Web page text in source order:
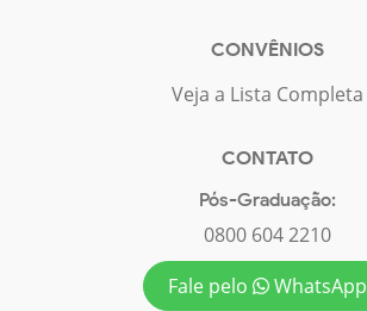
CONVÊNIOS
Veja a Lista Completa
CONTATO
Pós-Graduação:
0800 604 2210
Fale pelo
WhatsApp